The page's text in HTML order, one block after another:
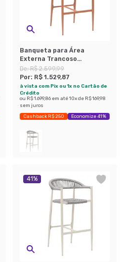
Banqueta para Área
Externa Trancoso
Terracota e Castanho
De:R$ 2.599,99
Por: R$ 1.529,87
à vista com Pix ou 1x no Cartão de
Crédito
ou R$ 1.699,86 em até10x de R$ 169,98
sem juros
Cashback R$ 250 Economize 41%
41%